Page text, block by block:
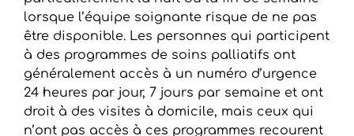
lorsque l’équipe soignante risque de ne pas
être disponible. Les personnes qui participent
à des programmes de soins palliatifs ont
généralement accès à un numéro d’urgence
24 heures par jour, 7 jours par semaine et ont
droit à des visites à domicile, mais ceux qui
n’ont pas accès à ces programmes recourent